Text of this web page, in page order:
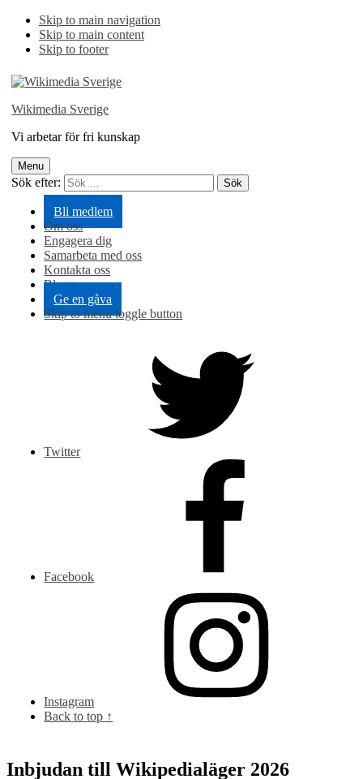
Skip to main navigation
Skip to main content
Skip to footer
Wikimedia Sverige
Vi arbetar för fri kunskap
Menu
Sök efter:
Bli medlem
Om oss
Engagera dig
Samarbeta med oss
Kontakta oss
Blogg
Ge en gåva
Skip to menu toggle button
Twitter
Facebook
Instagram
Back to top ↑
Inbjudan till Wikipedialäger 2026